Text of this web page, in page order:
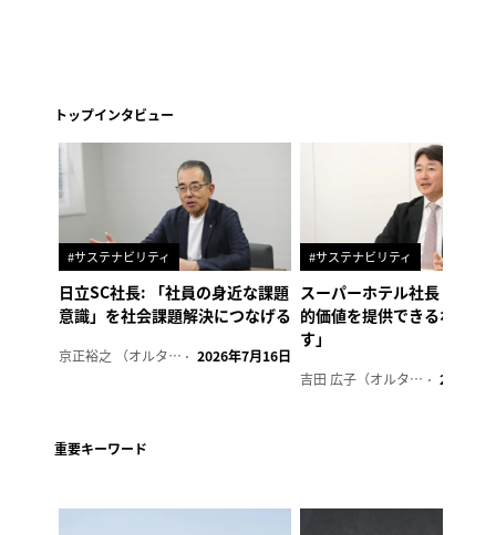
トップインタビュー
#サステナビリティ
日立SC社長: 「社員の身近な課題
意識」を社会課題解決につなげる
京正裕之 （オルタナ副編集長） 2026年7月16日
#サステナビリティ
スーパーホテル社長「地域
的価値を提供できるホテル
す」
吉田 広子（オルタナ輪番編集長） 2026年6
重要キーワード